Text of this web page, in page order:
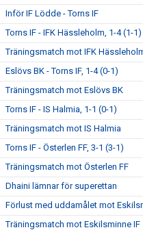
Inför IF Lödde - Torns IF
Torns IF - IFK Hässleholm, 1-4 (1-1)
Träningsmatch mot IFK
Eslövs BK - Torns IF, 1-4 (0-1)
Träningsmatch mot Eslövs BK
Torns IF - IS Halmia, 1-1 (0-1)
Träningsmatch mot IS Halmia
Torns IF - Österlen FF, 3-1 (3-1)
Träningsmatch mot Österlen FF
Dhaini lämnar för superettan
Förlust med uddamålet mot
Träningsmatch mot Eskilsminne IF